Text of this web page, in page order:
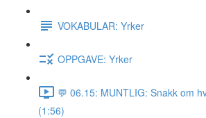
VOKABULAR: Yrker
OPPGAVE: Yrker
💬 06.15: MUNTLIG: Snakk om
(1:56)